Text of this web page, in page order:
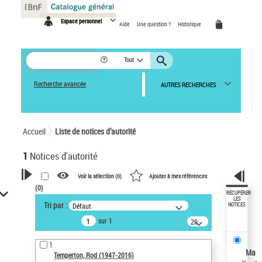
Espace personnel Aide Une question ? Historique
Tout
Recherche avancée AUTRES RECHERCHES
Accueil Liste de notices d’autorité
1 Notices d'autorité
VOTRE RECHERCHE
Recherche avancée dans les
notices d’autorité
Œuvres liées à l'auteur :
Temperton, Rod (1947-2016)
Voir la sélection (0) Ajouter à mes références
(0)
Tri par : Défaut
sur 1
20
résultats/page
1
Temperton, Rod (1947-2016)
RÉCUPÉRER
LES
NOTICES
Ma
Panneau de gestion des cookies